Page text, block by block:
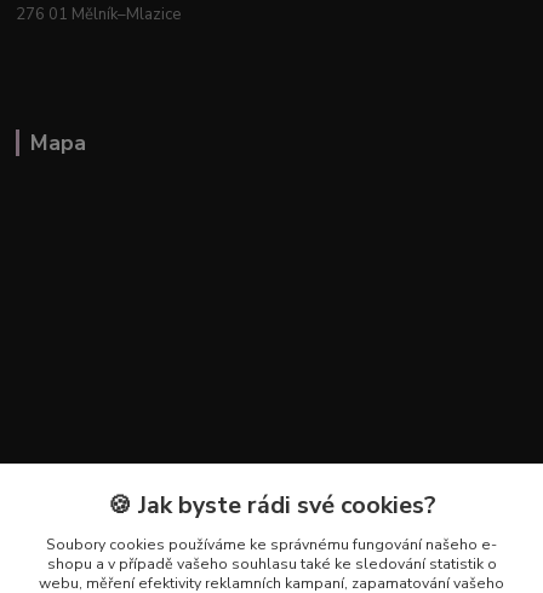
276 01 Mělník–Mlazice
Mapa
Kontakty
+420 602 223 614
🍪 Jak byste rádi své cookies?
Soubory cookies používáme ke správnému fungování našeho e-
shopu a v případě vašeho souhlasu také ke sledování statistik o
webu, měření efektivity reklamních kampaní, zapamatování vašeho